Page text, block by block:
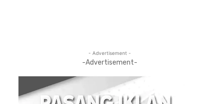
- Advertisement -
-Advertisement-